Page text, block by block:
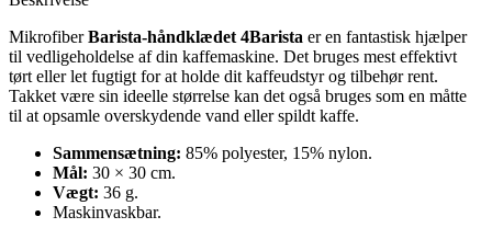
MikrofiberBarista-håndklædet 4Barista er en fantastisk hjælper
til vedligeholdelse af din kaffemaskine. Det bruges mest effektivt
tørt eller let fugtigt for at holde dit kaffeudstyr og tilbehør rent.
Takket være sin ideelle størrelse kan det også bruges som en måtte
til at opsamle overskydende vand eller spildt kaffe.
Sammensætning: 85% polyester, 15% nylon.
Mål: 30 × 30 cm.
Vægt: 36 g.
Maskinvaskbar.